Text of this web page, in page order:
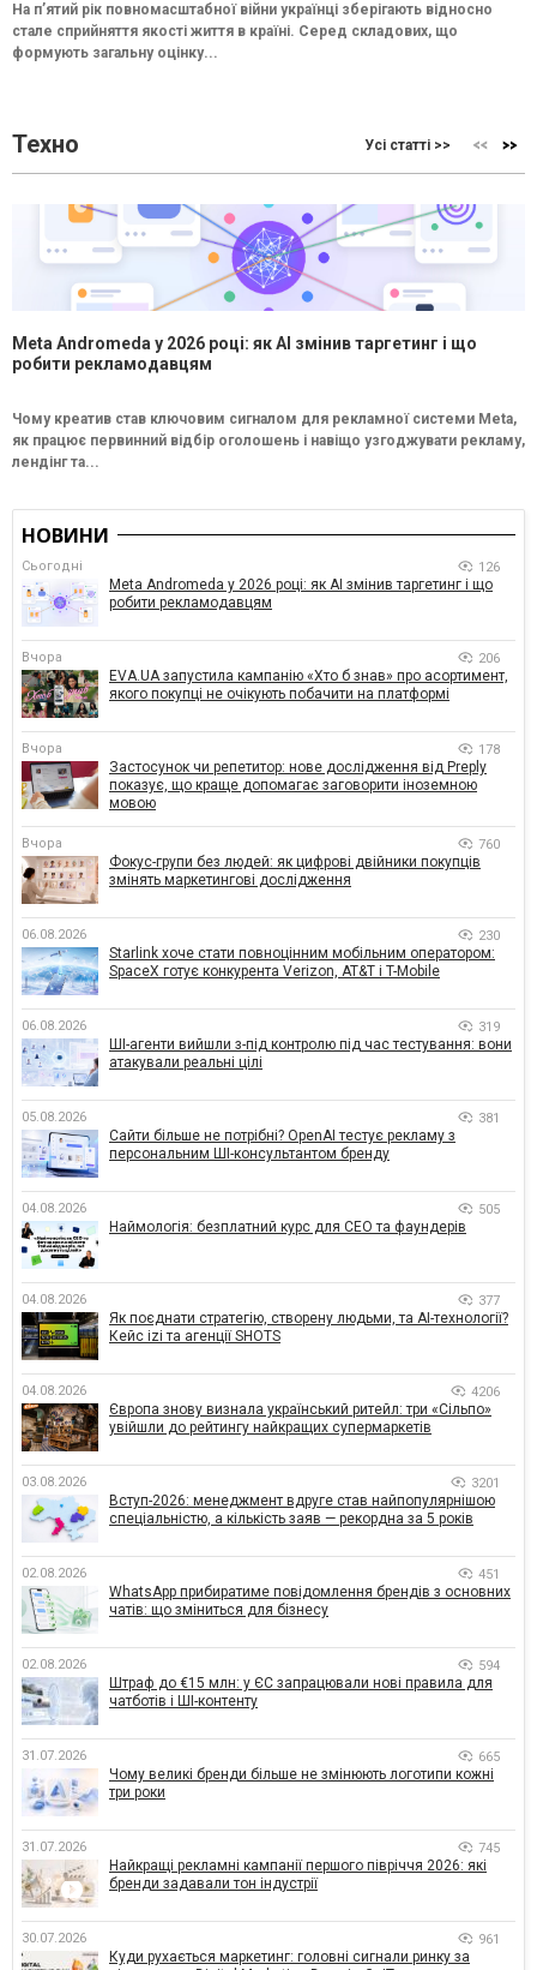
На п’ятий рік повномасштабної війни українці зберігають відносно
стале сприйняття якості життя в країні. Серед складових, що
формують загальну оцінку...
Техно Усі статті >>
Meta Andromeda у 2026 році: як AI змінив таргетинг і що
робити рекламодавцям
Чому креатив став ключовим сигналом для рекламної системи Meta,
як працює первинний відбір оголошень і навіщо узгоджувати рекламу,
лендінг та...
НОВИНИ
Сьогодні 126
Meta Andromeda у 2026 році: як AI змінив таргетинг і що
робити рекламодавцям
Вчора 206
EVA.UA запустила кампанію «Хто б знав» про асортимент,
якого покупці не очікують побачити на платформі
Вчора 178
Застосунок чи репетитор: нове дослідження від Preply
показує, що краще допомагає заговорити іноземною
мовою
Вчора 760
Фокус-групи без людей: як цифрові двійники покупців
змінять маркетингові дослідження
06.08.2026 230
Starlink хоче стати повноцінним мобільним оператором:
SpaceX готує конкурента Verizon, AT&T і T-Mobile
06.08.2026 319
ШІ-агенти вийшли з-під контролю під час тестування: вони
атакували реальні цілі
05.08.2026 381
Сайти більше не потрібні? OpenAI тестує рекламу з
персональним ШІ-консультантом бренду
04.08.2026 505
Наймологія: безплатний курс для CEO та фаундерів
04.08.2026 377
Як поєднати стратегію, створену людьми, та AI-технології?
Кейс izi та агенції SHOTS
04.08.2026 4206
Європа знову визнала український ритейл: три «Сільпо»
увійшли до рейтингу найкращих супермаркетів
03.08.2026 3201
Вступ-2026: менеджмент вдруге став найпопулярнішою
спеціальністю, а кількість заяв — рекордна за 5 років
02.08.2026 451
WhatsApp прибиратиме повідомлення брендів з основних
чатів: що зміниться для бізнесу
02.08.2026 594
Штраф до €15 млн: у ЄС запрацювали нові правила для
чатботів і ШІ-контенту
31.07.2026 665
Чому великі бренди більше не змінюють логотипи кожні
три роки
31.07.2026 745
Найкращі рекламні кампанії першого півріччя 2026: які
бренди задавали тон індустрії
30.07.2026 961
Куди рухається маркетинг: головні сигнали ринку за